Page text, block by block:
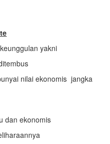
yakni
nilai ekonomis jangka
dan ekonomis